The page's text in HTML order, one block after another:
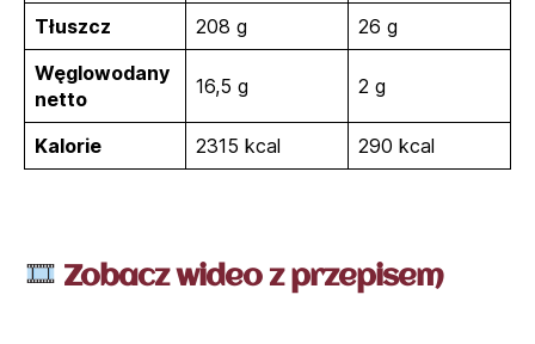
Tłuszcz 208 g
26 g
Węglowodany
netto
16,5 g 2 g
Kalorie 2315 kcal 290 kcal
Zobacz wideo z przepisem